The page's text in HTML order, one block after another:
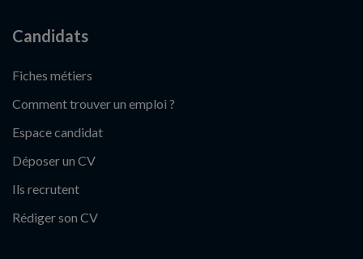
Candidats
Fiches métiers
Comment trouver un emploi ?
Espace candidat
Déposer un CV
Ils recrutent
Rédiger son CV